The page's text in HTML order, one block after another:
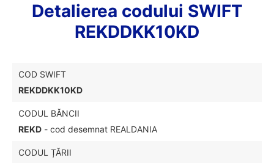
Detalierea codului SWIFT
REKDDKK10KD
COD SWIFT
REKDDKK10KD
CODUL BĂNCII
REKD - cod desemnat REALDANIA
CODUL ȚĂRII